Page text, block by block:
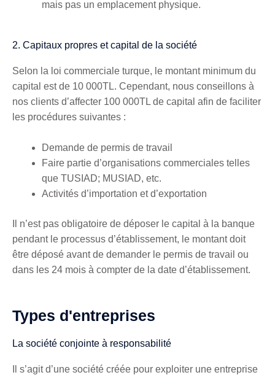
mais pas un emplacement physique.
2. Capitaux propres et capital de la société
Selon la loi commerciale turque, le montant minimum du
capital est de 10 000TL. Cependant, nous conseillons à
nos clients d’affecter 100 000TL de capital afin de faciliter
les procédures suivantes :
Demande de permis de travail
Faire partie d’organisations commerciales telles
que TUSIAD; MUSIAD, etc.
Activités d’importation et d’exportation
Il n’est pas obligatoire de déposer le capital à la banque
pendant le processus d’établissement, le montant doit
être déposé avant de demander le permis de travail ou
dans les 24 mois à compter de la date d’établissement.
Types d'entreprises
La société conjointe à responsabilité
Il s’agit d’une société créée pour exploiter une entreprise